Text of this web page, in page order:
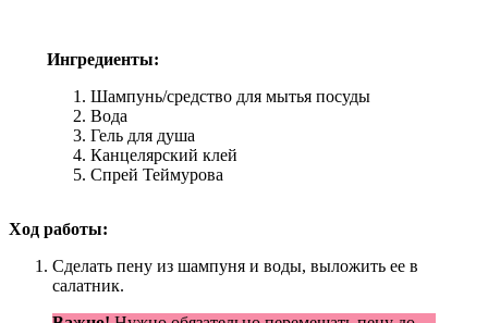
Ингредиенты:
Шампунь/средство для мытья посуды
Вода
Гель для душа
Канцелярский клей
Спрей Теймурова
Ход работы:
Сделать пену из шампуня и воды, выложить ее в
салатник.